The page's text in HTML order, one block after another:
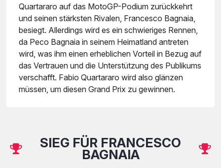
Quartararo auf das MotoGP-Podium zurückkehrt
und seinen stärksten Rivalen, Francesco Bagnaia,
besiegt. Allerdings wird es ein schwieriges Rennen,
da Peco Bagnaia in seinem Heimatland antreten
wird, was ihm einen erheblichen Vorteil in Bezug auf
das Vertrauen und die Unterstützung des Publikums
verschafft. Fabio Quartararo wird also glänzen
müssen, um diesen Grand Prix zu gewinnen.
SIEG FÜR FRANCESCO
BAGNAIA